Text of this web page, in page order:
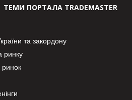
ТЕМИ ПОРТАЛА TRADEMASTER
та закордону
ринку